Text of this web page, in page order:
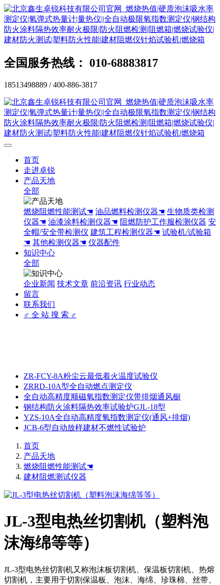
全国服务热线： 010-68883817
18513498889 / 400-886-3817
首页
走进卓锐
产品天地
全部
燃烧阻燃性能测试☚ 油品燃料检测仪器☚ 生物质类检测
仪器☚ 油漆涂料检测仪器☚ 阻燃防护工作服检测仪器 安
全帽/安全带检测仪 建筑工程检测仪器☚ 试验机/试验箱
☚ 其他检测仪器☚ 仪器配件
知识中心
全部
企业新闻 技术文章 前沿资讯 行业动态
留言
联系我们
♂ 全 站 搜 索 ♂
ZR-FCY-8A粉尘云最低着火温度试验仪
ZRRD-10A型全自动燃点测定仪
全自动高精度顺磁氧指数测定仪带排烟通风橱
钢结构防火涂料隔热效率试验炉GJL-18型
YZS-10A全自动高精度氧指数测定仪(通风+排烟)
JCB-6型自动放样建材不燃性试验炉
首页
产品天地
燃烧阻燃性能测试☚
建材阻燃测试仪器
JL-3型电热丝切割机（塑料泡
沫海绵等等）
JL-3型电热丝切割机又称泡沫板切割机、保温板切割机、热熔
切割机，主要用于切割保温板、泡沫、海绵、珍珠棉、丝带、